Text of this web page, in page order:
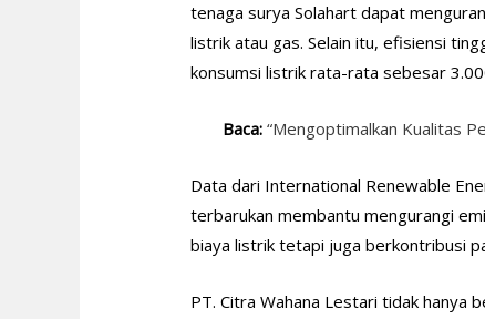
tenaga surya Solahart dapat
listrik atau gas. Selain itu, efisiensi
konsumsi listrik rata-rata sebesar
Baca: “Mengoptimalkan Kualitas
Data dari International Renewable
terbarukan membantu mengurangi
biaya listrik tetapi juga berkontribusi
PT. Citra Wahana Lestari tidak hanya